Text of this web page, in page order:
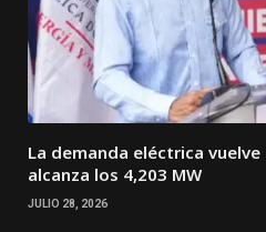
La demanda eléctrica
alcanza los 4,203 MW
JULIO 28, 2026